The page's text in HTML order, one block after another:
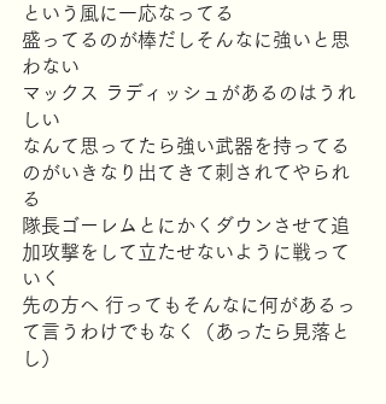
という風に一応なってる
盛ってるのが棒だしそんなに強いと思
わない
マックス ラディッシュがあるのはうれ
しい
なんて思ってたら強い武器を持ってる
のがいきなり出てきて刺されてやられ
る
隊長ゴーレムとにかくダウンさせて追
加攻撃をして立たせないように戦って
いく
先の方へ 行ってもそんなに何があるっ
て言うわけでもなく（あったら見落と
し）